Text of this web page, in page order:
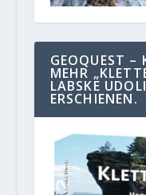
GEOQUEST –
MEHR
LABSKE
ERSCHIENEN.